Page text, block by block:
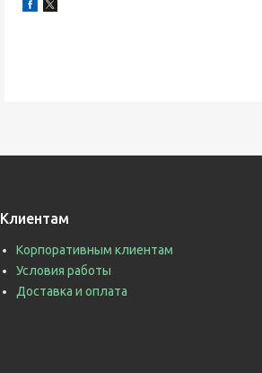
Клиентам
Корпоративным клиентам
Условия работы
Доставка и оплата